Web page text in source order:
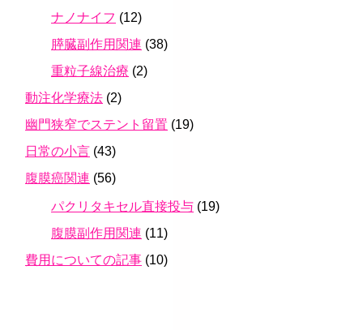
ナノナイフ (12)
膵臓副作用関連 (38)
重粒子線治療 (2)
動注化学療法 (2)
幽門狭窄でステント留置 (19)
日常の小言 (43)
腹膜癌関連 (56)
パクリタキセル直接投与 (19)
腹膜副作用関連 (11)
費用についての記事 (10)